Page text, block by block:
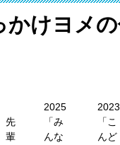
かけヨメ
先
輩
2025
「み
んな
2023
「こ
んど